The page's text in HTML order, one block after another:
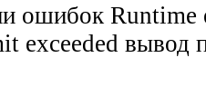
ошибок
exceeded вывод